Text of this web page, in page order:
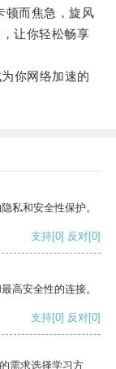
而焦急，旋风
让你轻松畅享
你网络加速的
私和安全性保护。
支持[0] 反对[0]
高安全性的连接。
支持[0] 反对[0]
需求选择学习方